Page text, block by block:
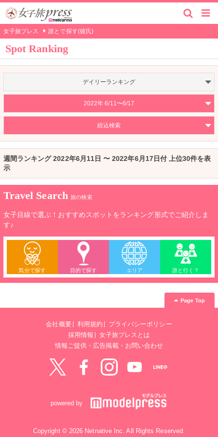
女子旅プレス 誰とで探す(彼氏)
Spot Ranking
デイリーランキング
2022年 6/11〜6/17
絞込検索
週間ランキング 2022年6月11日 〜 2022年6月17日付 上位30件を表
示
Travel Search 旅の検索
女子目線で選ぶ！おすすめスポットをランキング形式でご紹介しま
す♪
気分で探す 目的で探す エリア 誰と行く？
Page Top
会社概要 利用規約
プライバシーポリシー
採用情報
女子旅プレスとは
情報ご提供・広告掲載・お問い合わせ
powered by
Copyright © 2026 Netnative Inc. All Rights Reserved.